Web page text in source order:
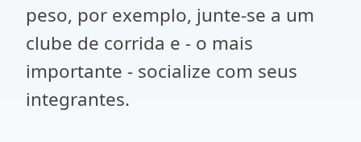
peso, por exemplo, junte-se a um
clube de corrida e - o mais
importante - socialize com seus
integrantes.